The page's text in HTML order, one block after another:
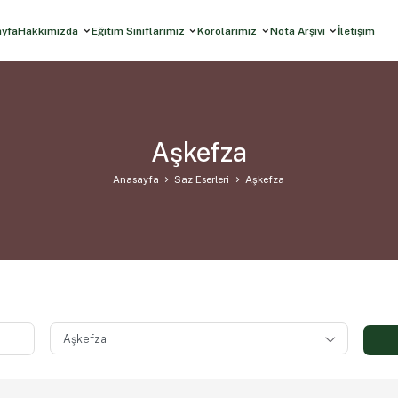
Hakkımızda Eğitim Sınıflarımız Korolarımız Nota Arşivi İletişim
Aşkefza
Anasayfa Saz Eserleri Aşkefza